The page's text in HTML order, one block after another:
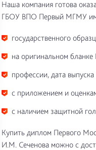
Наша компания готова
ГБОУ ВПО Первый МГМУ
государственного
на оригинальном
профессии, дата
с приложением и
с наличием защитной
Купить диплом Первого
И.М. Сеченова можно с